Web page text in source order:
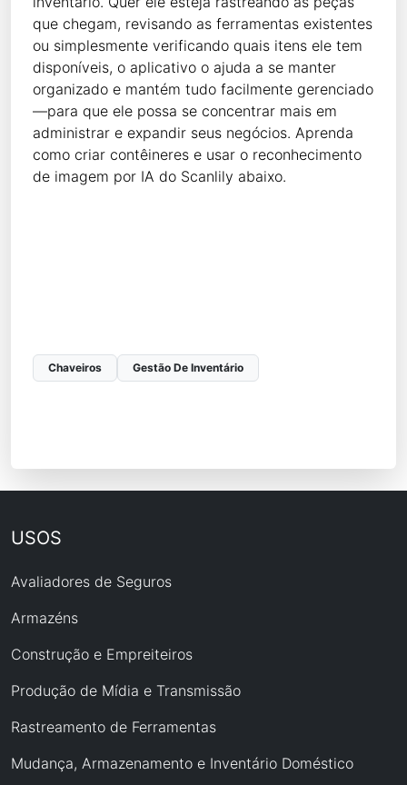
que chegam, revisando as ferramentas existentes
ou simplesmente verificando quais itens ele tem
disponíveis, o aplicativo o ajuda a se manter
organizado e mantém tudo facilmente gerenciado
—para que ele possa se concentrar mais em
administrar e expandir seus negócios. Aprenda
como criar contêineres e usar o reconhecimento
de imagem por IA do Scanlily abaixo.
Chaveiros Gestão De Inventário
USOS
Avaliadores de Seguros
Armazéns
Construção e Empreiteiros
Produção de Mídia e Transmissão
Rastreamento de Ferramentas
Mudança, Armazenamento e Inventário Doméstico